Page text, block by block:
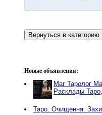
Новые объявления:
Маг Таролог
Расклады
Таро. Очищення.